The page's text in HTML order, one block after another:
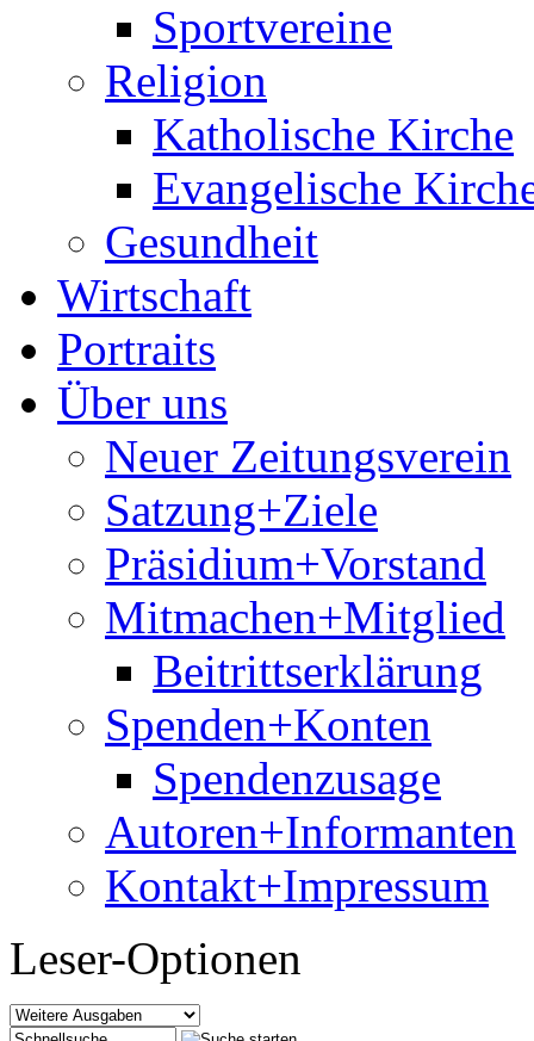
Sportvereine
Religion
Katholische Kirche
Evangelische
Gesundheit
Wirtschaft
Portraits
Über uns
Neuer Zeitungsverein
Satzung+Ziele
Präsidium+Vorstand
Mitmachen+Mitglied
Beitrittserklärung
Spenden+Konten
Spendenzusage
Autoren+Informanten
Kontakt+Impressum
Leser-Optionen